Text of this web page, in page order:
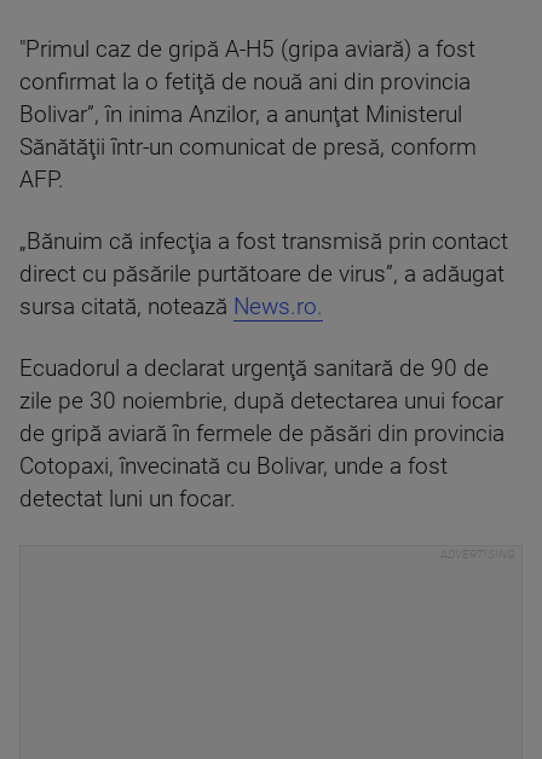
"Primul caz de gripă A-H5 (gripa aviară) a fost
confirmat la o fetiţă de nouă ani din provincia
Bolivar”, în inima Anzilor, a anunţat Ministerul
Sănătăţii într-un comunicat de presă, conform
AFP.
„Bănuim că infecţia a fost transmisă prin contact
direct cu păsările purtătoare de virus”, a adăugat
sursa citată, notează News.ro.
Ecuadorul a declarat urgenţă sanitară de 90 de
zile pe 30 noiembrie, după detectarea unui focar
de gripă aviară în fermele de păsări din provincia
Cotopaxi, învecinată cu Bolivar, unde a fost
detectat luni un focar.